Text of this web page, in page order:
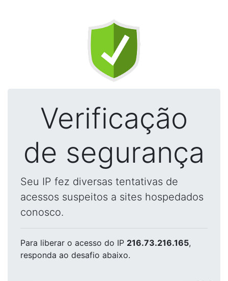
Verificação
de segurança
Seu IP fez diversas tentativas de
acessos suspeitos a sites hospedados
conosco.
Para liberar o acesso do IP 216.73.216.165,
responda ao desafio abaixo.